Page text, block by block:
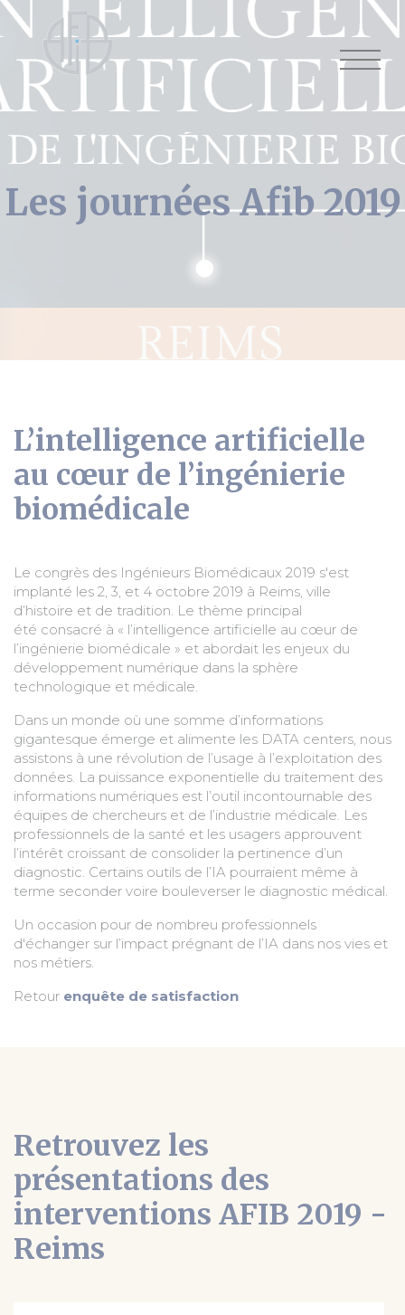
Les journées Afib 2019
L’intelligence artificielle
au cœur de l’ingénierie
biomédicale
Le congrès des Ingénieurs Biomédicaux 2019 s'est
implanté les 2, 3, et 4 octobre 2019 à Reims, ville
d’histoire et de tradition. Le thème principal
été consacré à « l’intelligence artificielle au cœur de
l’ingénierie biomédicale » et abordait les enjeux du
développement numérique dans la sphère
technologique et médicale.
Dans un monde où une somme d’informations
gigantesque émerge et alimente les DATA centers, nous
assistons à une révolution de l’usage à l’exploitation des
données. La puissance exponentielle du traitement des
informations numériques est l’outil incontournable des
équipes de chercheurs et de l’industrie médicale. Les
professionnels de la santé et les usagers approuvent
l’intérêt croissant de consolider la pertinence d’un
diagnostic. Certains outils de l’IA pourraient même à
terme seconder voire bouleverser le diagnostic médical.
Un occasion pour de nombreu professionnels
d'échanger sur l’impact prégnant de l’IA dans nos vies et
nos métiers.
Retour enquête de satisfaction
Retrouvez les
présentations des
interventions AFIB 2019 -
Reims
Cookies management panel